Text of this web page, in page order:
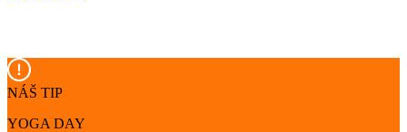
NÁŠ TIP
YOGA DAY